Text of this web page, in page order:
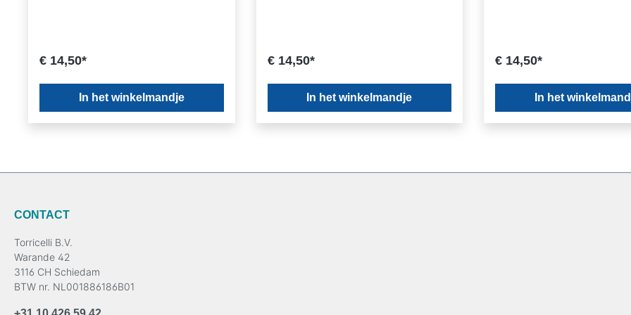
€ 14,50*
In het winkelmandje
€ 14,50*
In het winkelmandje
€ 14,50*
In het
CONTACT
Torricelli B.V.
Warande 42
3116 CH Schiedam
BTW nr. NL001886186B01